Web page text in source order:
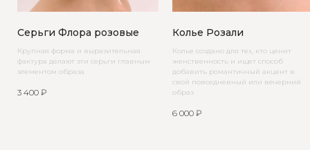
Серьги Флора розовые
Крупная форма и выразительная
фактура делают эти серьги главным
элементом образа
3 400 ₽
Колье Розали
Колье создано для тех, кто ценит
женственность и ищет способ
добавить романтичный акцент в
свой повседневный или вечерний
образ
6 000 ₽